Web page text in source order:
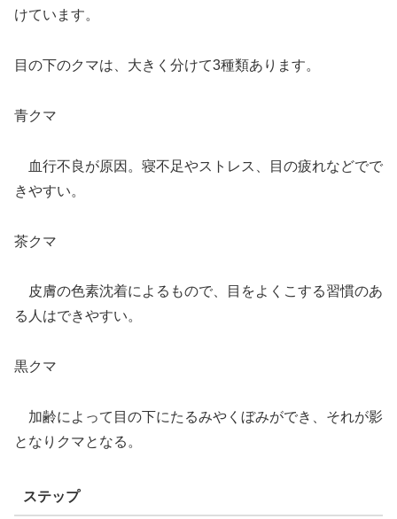
けています。
目の下のクマは、大きく分けて3種類あります。
青クマ
血行不良が原因。寝不足やストレス、目の疲れなどでで
きやすい。
茶クマ
皮膚の色素沈着によるもので、目をよくこする習慣のあ
る人はできやすい。
黒クマ
加齢によって目の下にたるみやくぼみができ、それが影
となりクマとなる。
ステップ